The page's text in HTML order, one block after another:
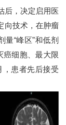
后，决定启用医
向技术，在肿瘤
量“峰区”和低剂
癌细胞、最大限
，患者先后接受